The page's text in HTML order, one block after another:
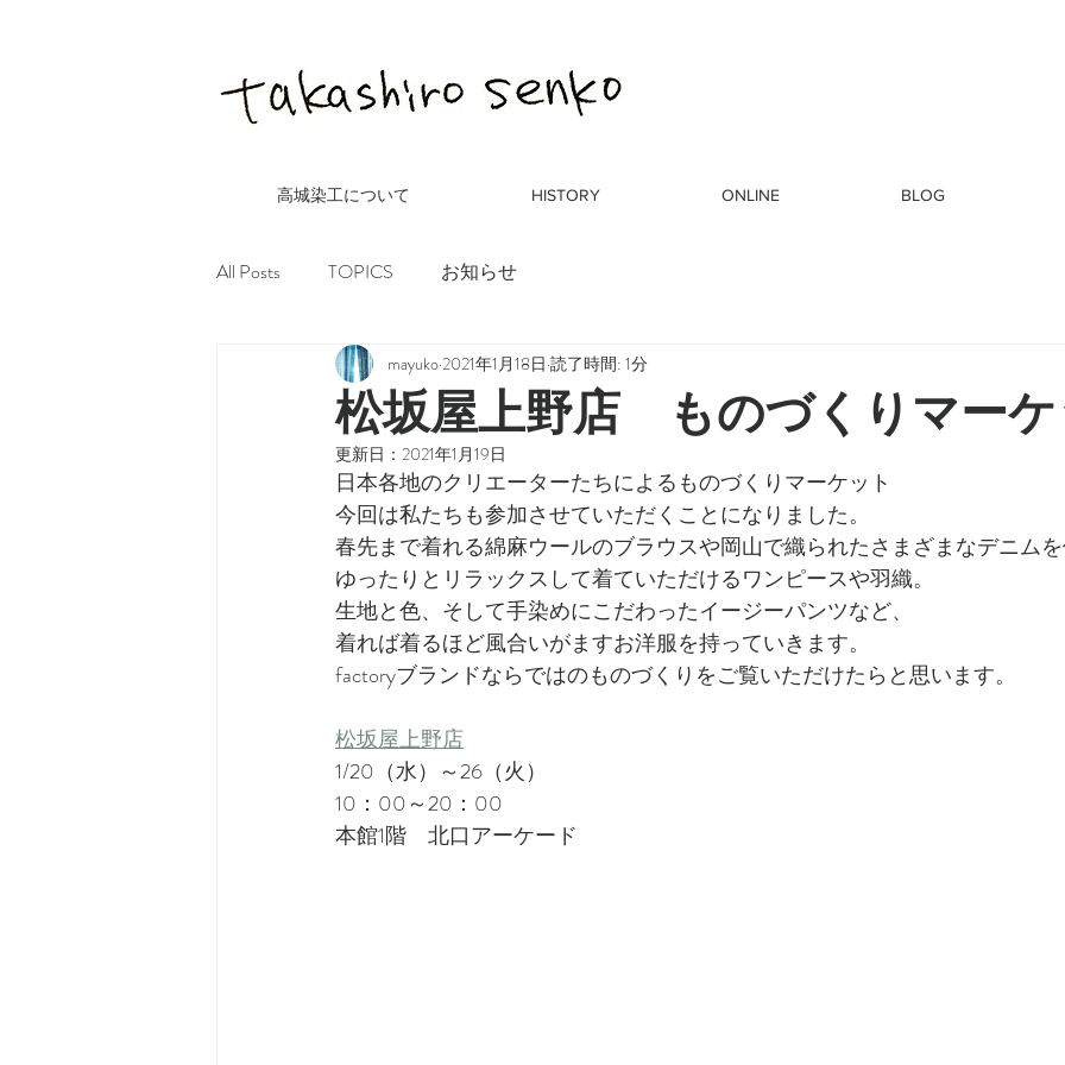
高城染工について HISTORY ONLINE BLOG
All Posts TOPICS お知らせ
松坂屋上野店 ものづくりマー
mayuko 2021年1月18日 読了時間: 1分
更新日： 2021年1月19日
日本各地のクリエーターたちによるものづくりマーケット
今回は私たちも参加させていただくことになりました。
春先まで着れる綿麻ウールのブラウスや岡山で織られたさまざまなデニム
ゆったりとリラックスして着ていただけるワンピースや羽織。
生地と色、そして手染めにこだわったイージーパンツなど、
着れば着るほど風合いがますお洋服を持っていきます。
factoryブランドならではのものづくりをご覧いただけたらと思います。
松坂屋上野店
1/20（水）～26（火）
10：00～20：00
本館1階　北口アーケード